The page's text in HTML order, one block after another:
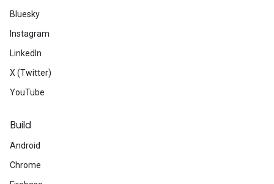
Bluesky
Instagram
LinkedIn
X (Twitter)
YouTube
Build
Android
Chrome